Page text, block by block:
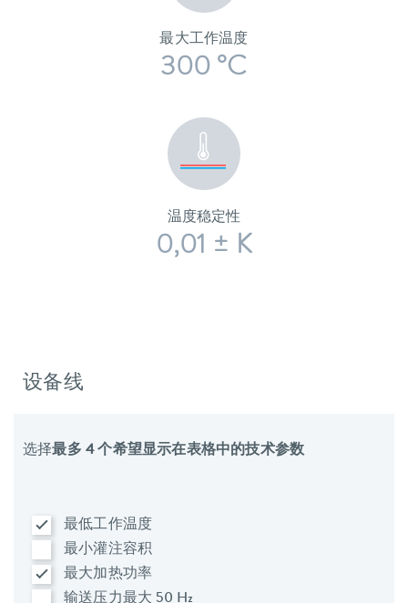
最大工作温度
300 °C
温度稳定性
0,01 ± K
设备线
选择最多 4 个希望显示在表格中的技术参数
最低工作温度
最小灌注容积
最大加热功率
输送压力最大 50 Hz